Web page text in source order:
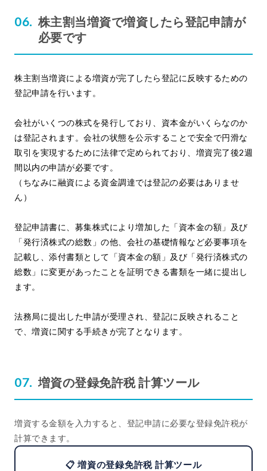
株主割当増資で増資したら登記申請が
必要です
株主割当増資による増資が完了したら登記に反映するための
登記申請を行います。
会社がいくつの株式を発行しており、資本金がいくらなのか
は登記されます。会社の状態を公示することで安全で円滑な
取引を実現するために法律で定められており、増資完了後2週
間以内の申請が必要です。
（ちなみに融資による資金調達では登記の必要はありませ
ん）
登記申請書に、募集株式により増加した「資本金の額」及び
「発行済株式の総数」の他、会社の基礎情報など必要事項を
記載し、添付書類として「資本金の額」及び「発行済株式の
総数」に変更があったことを証明できる書類を一緒に提出し
ます。
法務局に提出した申請が受理され、登記に反映されること
で、増資に関する手続きが完了となります。
増資の登録免許税 計算ツール
増資する金額を入力すると、登記申請に必要な登録免許税が
計算できます。
📋 増資の登録免許税 計算ツール